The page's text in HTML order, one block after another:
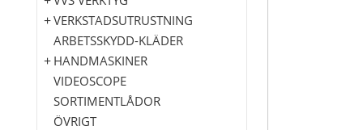
VERKSTADSUTRUSTNING
ARBETSSKYDD-KLÄDER
HANDMASKINER
VIDEOSCOPE
SORTIMENTLÅDOR
ÖVRIGT